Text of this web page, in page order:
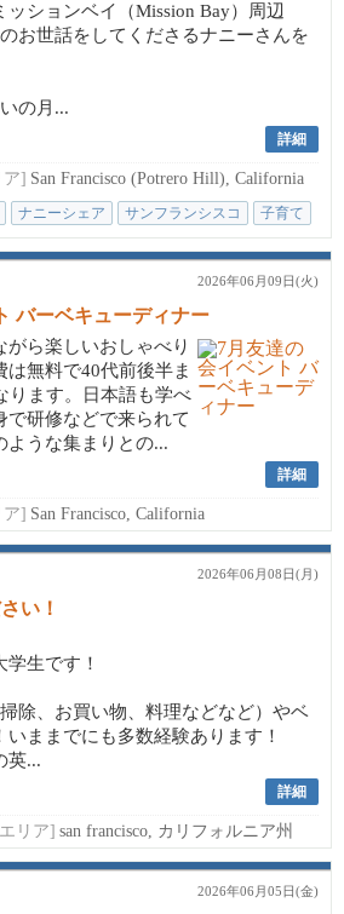
ションベイ（Mission Bay）周辺
お世話をしてくださるナニーさんを
の月...
詳細
ア] San Francisco (Potrero Hill), California
ナニーシェア サンフランシスコ 子育て
2026年06月09日(火)
バーベキューディナー
ら楽しいおしゃべり
は無料で40代前後半ま
ります。日本語も学べ
で研修などで来られて
ような集まりとの...
詳細
ア] San Francisco, California
2026年06月08日(月)
い！
生です！
除、お買い物、料理などなど）やベ
いままでにも多数経験あります！
英...
詳細
リア] san francisco, カリフォルニア州
2026年06月05日(金)